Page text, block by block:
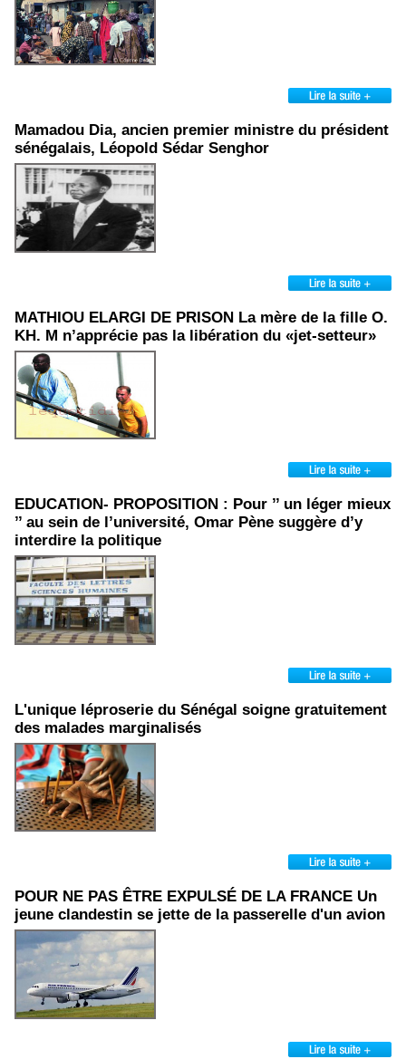
Mamadou Dia, ancien premier ministre du président
sénégalais, Léopold Sédar Senghor
MATHIOU ELARGI DE PRISON La mère de la fille O.
KH. M n’apprécie pas la libération du «jet-setteur»
EDUCATION- PROPOSITION : Pour ’’ un léger mieux
’’ au sein de l’université, Omar Pène suggère d’y
interdire la politique
L'unique léproserie du Sénégal soigne gratuitement
des malades marginalisés
POUR NE PAS ÊTRE EXPULSÉ DE LA FRANCE Un
jeune clandestin se jette de la passerelle d'un avion